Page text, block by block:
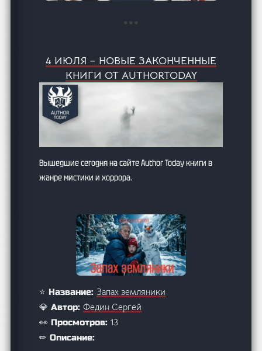
4 ИЮЛЯ – НОВЫЕ ЗАКОНЧЕННЫЕ
КНИГИ ОТ AUTHORTODAY
Вышедшие сегодня на сайте Author Today книги в
жанре мистики и хоррора.
⭐ Название:Запах земляники
💎 Автор:Федин Сергей
👀 Просмотров:13
✏ Описание: